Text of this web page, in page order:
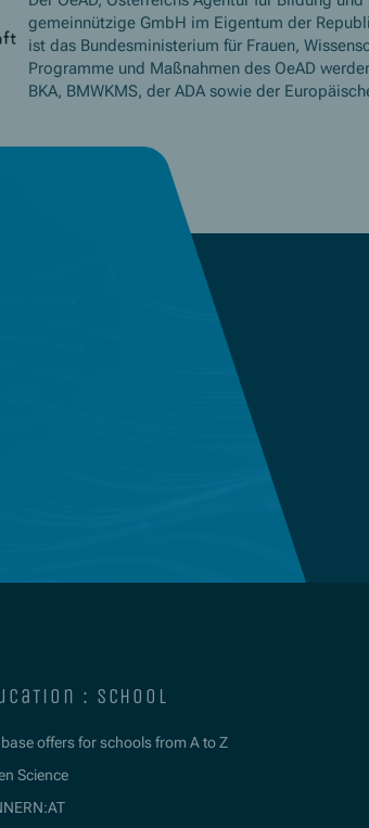
gemeinnützige GmbH im Eigentum der
ist das Bundesministerium für Frauen,
Programme und Maßnahmen des OeAD
BKA, BMWKMS, der ADA sowie der
: school
offers for schools from A to Z
Science